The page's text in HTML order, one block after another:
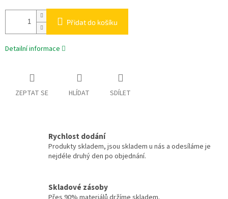
Přidat do košíku
Detailní informace
ZEPTAT SE HLÍDAT SDÍLET
Rychlost dodání
Produkty skladem, jsou skladem u nás a odesíláme je
nejdéle druhý den po objednání.
Skladové zásoby